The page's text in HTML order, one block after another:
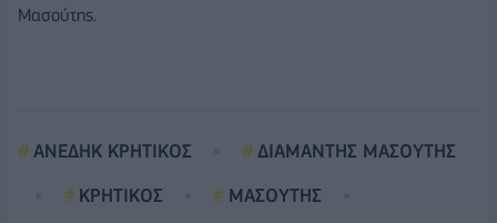
Μασούτης.
ΑΝΕΔΗΚ ΚΡΗΤΙΚΟΣ
ΔΙΑΜΑΝΤΗΣ ΜΑΣΟΥΤΗΣ
ΚΡΗΤΙΚΟΣ
ΜΑΣΟΥΤΗΣ